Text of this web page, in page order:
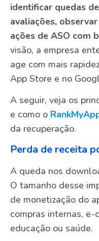
identificar quedas
avaliações,
ações de ASO com
visão, a empresa
age com mais
App Store e no
A seguir, veja os
e como o
da recuperação.
Perda de receita
A queda nos
O tamanho desse
de monetização do
compras internas, e-
educação ou saúde.